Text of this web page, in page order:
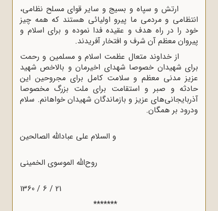
ارتش و سپاه و بسیج و سایر قوای مسلح نظامی،
انتظامی و مردمی ما پیرو اولیائی هستند که همه چیز
خود را در راه هدف و عقیده فدا نموده و برای اسلام و
پیروان معظم آن شرف و افتخار آفریدند.
از خداوند متعال عظمت اسلام و مسلمین و رحمت
برای شهیدان خصوصا شهدای اخیرمان و بالاخص شهید
عزیز مدنی معظم و سلامت کامل برای مجروحین این
حادثه و صبر و استقامت برای ملت بزرگ مخصوصا
آذربایجانی‌های عزیز و بازماندگان شهیدان خواهانم. سلام
ودرود بر همگان.
و السلام علی عبادالله الصالحین
روح‌الله الموسوی الخمینی
*******